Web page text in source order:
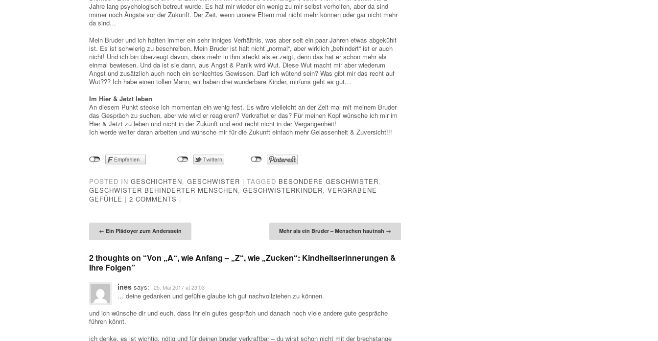
Jahre lang psychologisch betreut wurde. Es hat mir wieder ein wenig zu mir selbst verholfen, aber da sind
immer noch Ängste vor der Zukunft. Der Zeit, wenn unsere Eltern mal nicht mehr können oder gar nicht mehr
da sind…
Mein Bruder und ich hatten immer ein sehr inniges Verhältnis, was aber seit ein paar Jahren etwas abgekühlt
ist. Es ist schwierig zu beschreiben. Mein Bruder ist halt nicht „normal“, aber wirklich „behindert“ ist er auch
nicht! Und ich bin überzeugt davon, dass mehr in ihm steckt als er zeigt, denn das hat er schon mehr als
einmal bewiesen. Und da ist sie dann, aus Angst & Panik wird Wut. Diese Wut macht mir aber wiederum
Angst und zusätzlich auch noch ein schlechtes Gewissen. Darf ich wütend sein? Was gibt mir das recht auf
Wut??? Ich habe einen tollen Mann, wir haben drei wunderbare Kinder, mir/uns geht es gut…
Im Hier & Jetzt leben
An diesem Punkt stecke ich momentan ein wenig fest. Es wäre vielleicht an der Zeit mal mit meinem Bruder
das Gespräch zu suchen, aber wie wird er reagieren? Verkraftet er das? Für meinen Kopf wünsche ich mir im
Hier & Jetzt zu leben und nicht in der Zukunft und erst recht nicht in der Vergangenheit!
Ich werde weiter daran arbeiten und wünsche mir für die Zukunft einfach mehr Gelassenheit & Zuversicht!!!
POSTED IN GESCHICHTEN, GESCHWISTER | TAGGED BESONDERE GESCHWISTER,
GESCHWISTER BEHINDERTER MENSCHEN, GESCHWISTERKINDER, VERGRABENE
GEFÜHLE | 2 COMMENTS |
Post navigation
← Ein Plädoyer zum Anderssein Mehr als ein Bruder – Menschen hautnah →
2 thoughts on “Von „A“, wie Anfang – „Z“, wie „Zucken“: Kindheitserinnerungen &
Ihre Folgen”
ines says: 25. Mai 2017 at 23:03
… deine gedanken und gefühle glaube ich gut nachvollziehen zu können.
und ich wünsche dir und euch, dass ihr ein gutes gespräch und danach noch viele andere gute gespräche
führen könnt.
ich denke, es ist wichtig, nötig und für deinen bruder verkraftbar – du wirst schon nicht mit der brechstange